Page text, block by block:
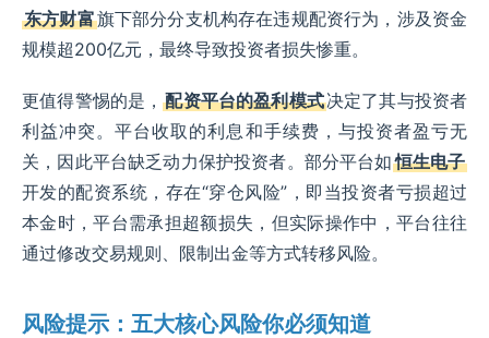
东方财富旗下部分分支机构存在违规配资行为，涉及资金
规模超200亿元，最终导致投资者损失惨重。
更值得警惕的是，配资平台的盈利模式决定了其与投资者
利益冲突。平台收取的利息和手续费，与投资者盈亏无
关，因此平台缺乏动力保护投资者。部分平台如恒生电子
开发的配资系统，存在“穿仓风险”，即当投资者亏损超过
本金时，平台需承担超额损失，但实际操作中，平台往往
通过修改交易规则、限制出金等方式转移风险。
风险提示：五大核心风险你必须知道